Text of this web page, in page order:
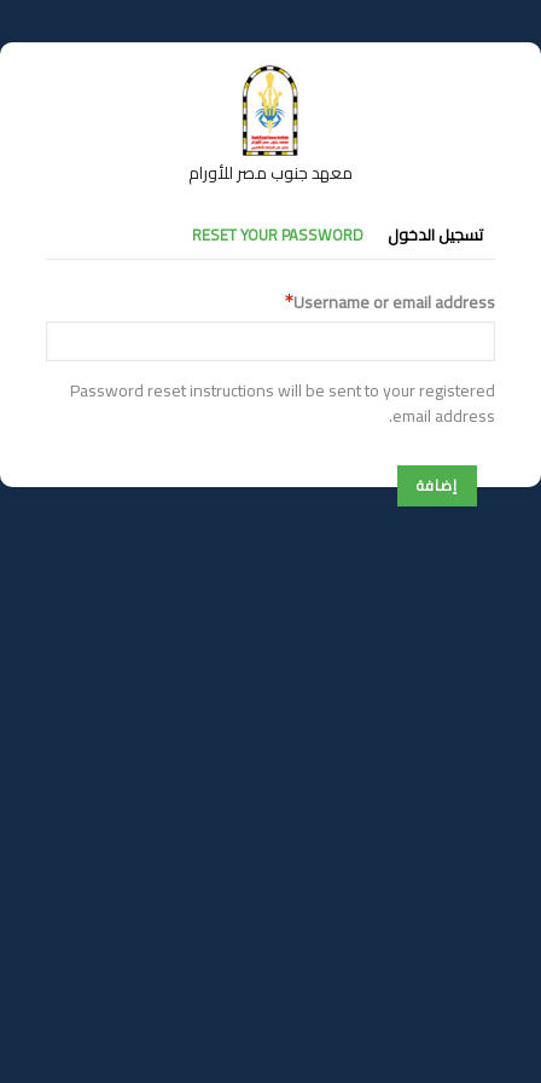
إلى
المحتوى
معهد جنوب مصر للأورام
التبويبات
الأساسية
تسجيل الدخول RESET YOUR PASSWORD
Username or email address
Password reset instructions will be sent to your registered
email address.